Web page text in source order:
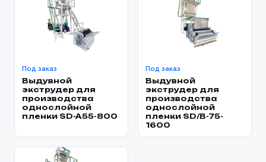
Под заказ
Выдувной
экструдер для
производства
однослойной
пленки SD-A55-800
Под заказ
Выдувной
экструдер для
производства
однослойной
пленки SD/B-75-
1600